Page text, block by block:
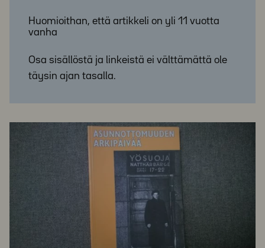
Huomioithan, että artikkeli on yli 11 vuotta
vanha
Osa sisällöstä ja linkeistä ei välttämättä ole
täysin ajan tasalla.